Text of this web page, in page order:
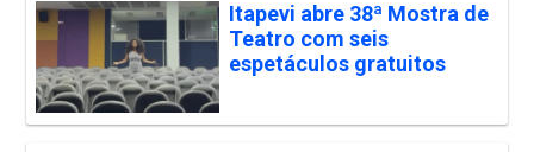
Itapevi abre 38ª Mostra de
Teatro com seis
espetáculos gratuitos